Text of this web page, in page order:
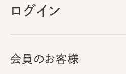
ログイン
会員のお客様